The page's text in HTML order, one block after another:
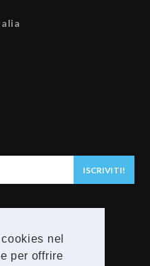
nel
per offrire
ISCRIVITI!